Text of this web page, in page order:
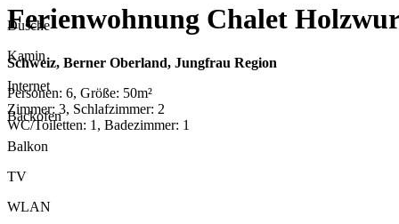
Ferienwohnung Chalet
Schweiz, Berner Oberland, Jungfrau Region
Personen: 6, Größe: 50m²
Zimmer: 3, Schlafzimmer: 2
WC/Toiletten: 1, Badezimmer: 1
Dusche
Kamin
Internet
Backofen
Balkon
TV
WLAN